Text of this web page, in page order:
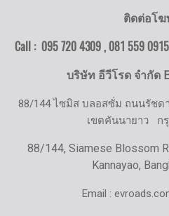
ติดต่อโ
Call : 095 720 4309 , 081 559
บริษัท อีวีโรด จำกัด
88/144 ไซมิส บลอสซั่ม ถนนรัชด
เขตคันนายาว ก
88/144, Siamese Blossom
Kannayao,
Email :